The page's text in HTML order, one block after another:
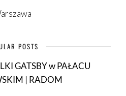
POSTS
GATSBY w PAŁACU
| RADOM